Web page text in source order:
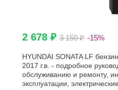
2 678 ₽ 3 150 ₽ -15%
HYUNDAI SONATA LF
2017 г.в. - подробное
обслуживанию и ремонту,
эксплуатации,